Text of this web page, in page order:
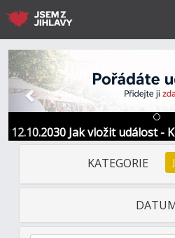
12.10.2030 Jak vložit událost -
Jihlavy
Předchozí
KATEGORIE